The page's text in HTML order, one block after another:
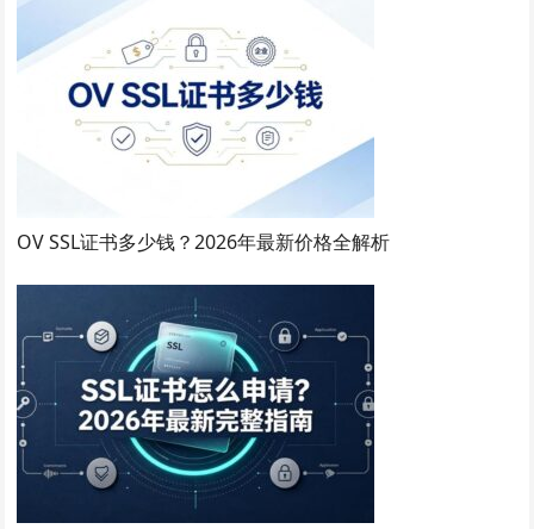
OV SSL证书多少钱？2026年最新价格全解析